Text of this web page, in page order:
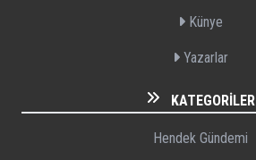
Künye
Yazarlar
KATEGORILER
Hendek Gündemi